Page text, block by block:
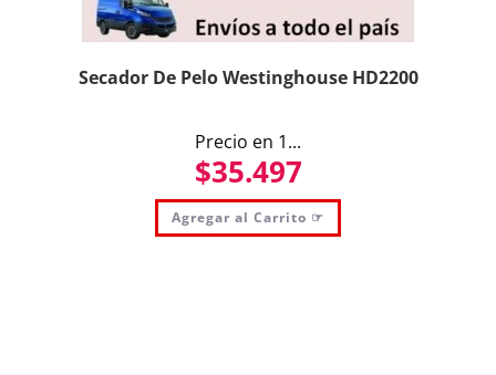
Secador De Pelo Westinghouse HD2200
Precio en 1...
$35.497
Agregar al Carrito ☞